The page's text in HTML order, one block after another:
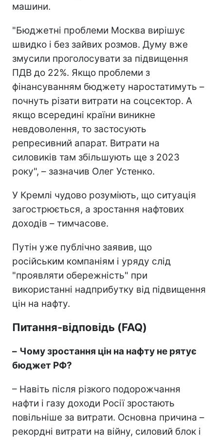
машини.
"Бюджетні проблеми Москва вирішує
швидко і без зайвих розмов. Думу вже
змусили проголосувати за підвищення
ПДВ до 22%. Якщо проблеми з
фінансуванням бюджету наростатимуть –
почнуть різати витрати на соцсектор. А
якщо всередині країни виникне
невдоволення, то застосують
репресивний апарат. Витрати на
силовиків там збільшують ще з 2023
року", – зазначив Олег Устенко.
У Кремлі чудово розуміють, що ситуація
загострюється, а зростання нафтових
доходів – тимчасове.
Путін уже публічно заявив, що
російським компаніям і уряду слід
"проявляти обережність" при
використанні надприбутку від підвищення
цін на нафту.
Питання-відповідь (FAQ)
– Чому зростання цін на нафту не рятує
бюджет РФ?
– Навіть після різкого подорожчання
нафти і газу доходи Росії зростають
повільніше за витрати. Основна причина –
рекордні витрати на війну, силовий блок і